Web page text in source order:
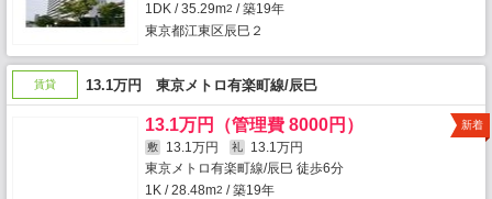
1DK / 35.29m2 / 築19年
東京都江東区辰巳２
賃貸 13.1万円 東京メトロ有楽町線/辰巳
13.1万円（管理費 8000円）
敷 13.1万円 礼
13.1万円
東京メトロ有楽町線/辰巳 徒歩6分
1K / 28.48m2 / 築19年
新着